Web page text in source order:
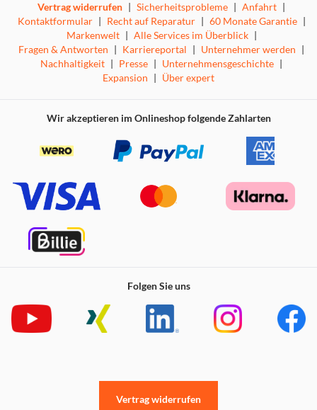
Vertrag widerrufen | Sicherheitsprobleme | Anfahrt |
Kontaktformular | Recht auf Reparatur | 60 Monate Garantie |
Markenwelt | Alle Services im Überblick |
Fragen & Antworten | Karriereportal | Unternehmer werden |
Nachhaltigkeit | Presse | Unternehmensgeschichte |
Expansion | Über expert
Wir akzeptieren im Onlineshop folgende Zahlarten
Folgen Sie uns
Vertrag widerrufen